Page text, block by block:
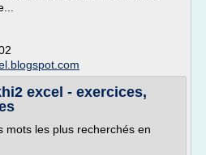
excel - exercices,
mots les plus recherchés en